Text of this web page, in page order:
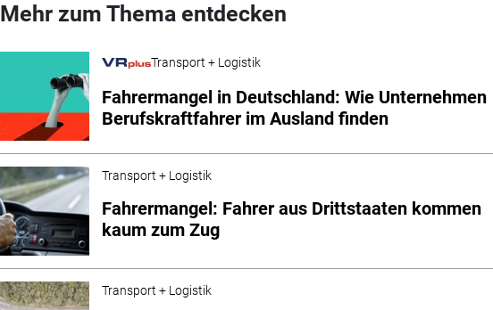
Mehr zum Thema entdecken
Transport + Logistik
Fahrermangel in Deutschland: Wie Unternehmen
Berufskraftfahrer im Ausland finden
Transport + Logistik
Fahrermangel: Fahrer aus Drittstaaten kommen
kaum zum Zug
Transport + Logistik